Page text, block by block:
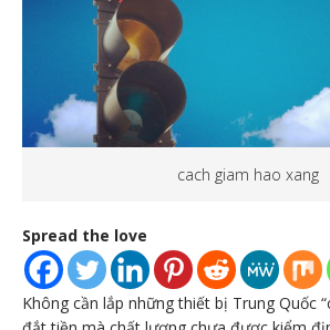
cach giam hao xang
Spread the love
Không cần lắp những thiết bị Trung Quốc